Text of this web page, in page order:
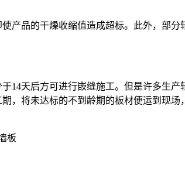
产品的干燥收缩值造成超标。此外，部
14天后方可进行嵌缝施工。但是许多生
，将未达标的不到龄期的板材便运到现场